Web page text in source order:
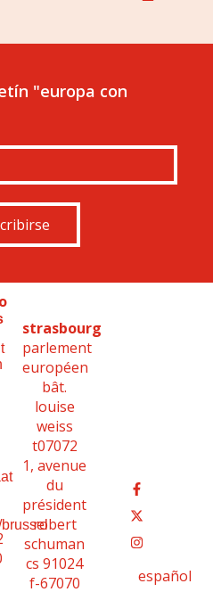
"europa con
strasbourg
parlement
européen
bât.
louise
weiss
t07072
1, avenue
du
président
robert
schuman
cs 91024
f-67070
español